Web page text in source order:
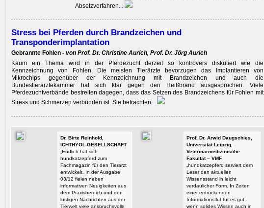
Absetzverfahren...
Stress bei Pferden durch Brandzeichen und
Transponderimplantation
Gebrannte Fohlen - von Prof. Dr. Christine Aurich, Prof. Dr. Jörg Aurich
Kaum ein Thema wird in der Pferdezucht derzeit so kontrovers diskutiert wie die
Kennzeichnung von Fohlen. Die meisten Tierärzte bevorzugen das Implantieren von
Mikrochips gegenüber der Kennzeichnung mit Brandzeichen und auch die
Bundestierärztekammer hat sich klar gegen den Heißbrand ausgesprochen. Viele
Pferdezuchtverbände bestreiten dagegen, dass das Setzen des Brandzeichens für Fohlen mit
Stress und Schmerzen verbunden ist. Sie betrachten...
Dr. Birte Reinhold,
ICHTHYOL-GESELLSCHAFT
„Endlich hat sich
hundkatzepferd zum
Fachmagazin für den Tierarzt
entwickelt. In der Ausgabe
03/12 fielen neben
informativen Neuigkeiten aus
dem Praxisbereich und den
lustigen Nachrichten aus der
Tierwelt viele anspruchsvolle
Prof. Dr. Arwid Daugschies,
Universität Leipzig,
Veterinärmedizinische
Fakultät – VMF
„hundkatzepferd serviert dem
Leser den aktuellen
Wissensstand in leicht
verdaulicher Form. In Zeiten
einer erdrückenden
Informationsflut tut es gut,
wenn solides Wissen auch in